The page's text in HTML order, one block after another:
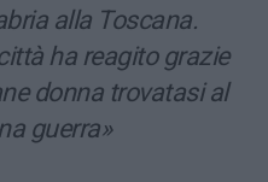
alla Toscana.
ha reagito grazie
donna trovatasi al
guerra»